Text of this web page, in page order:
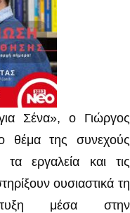
Σένα», ο Γιώργος
θέμα της συνεχούς
τα εργαλεία και τις
ουσιαστικά τη
μέσα στην